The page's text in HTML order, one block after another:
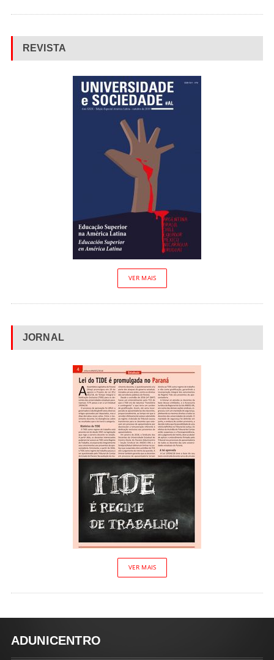
REVISTA
VER MAIS
JORNAL
VER MAIS
ADUNICENTRO